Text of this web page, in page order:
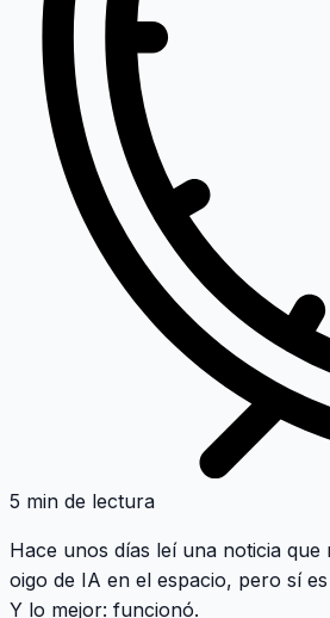
5 min de lectura
Hace unos días leí una noticia
oigo de IA en el espacio, pero sí
Y lo mejor: funcionó.